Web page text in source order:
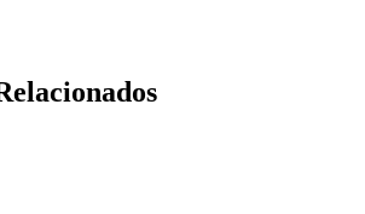
e oportunidades que facilitem a
Autora dos livros "Coisa